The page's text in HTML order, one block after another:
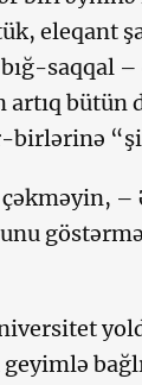
eleqant
saqqal
bütün
birlərinə